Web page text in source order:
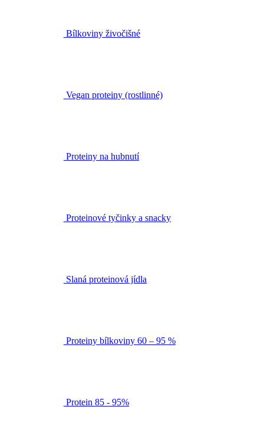
Bílkoviny živočišné
Vegan proteiny (rostlinné)
Proteiny na hubnutí
Proteinové tyčinky a snacky
Slaná proteinová jídla
Proteiny bílkoviny 60 – 95 %
Protein 85 - 95%